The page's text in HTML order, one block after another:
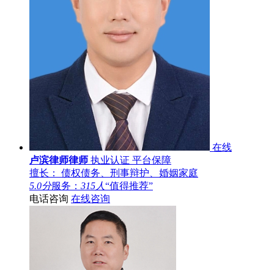
在线
卢滨律师律师 执业认证 平台保障
擅长： 债权债务、刑事辩护、婚姻家庭
5.0分服务： 315人“值得推荐”
电话咨询 在线咨询